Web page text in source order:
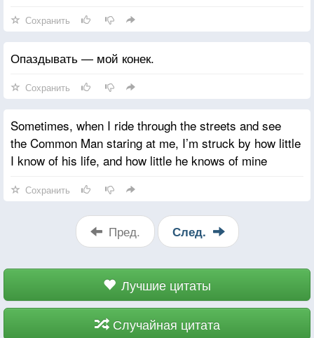
Сохранить
Опаздывать — мой конек.
Сохранить
Sometimes, when I ride through the streets and see
the Common Man staring at me, I’m struck by how little
I know of his life, and how little he knows of mine
Сохранить
Пред. След.
Лучшие цитаты
Случайная цитата